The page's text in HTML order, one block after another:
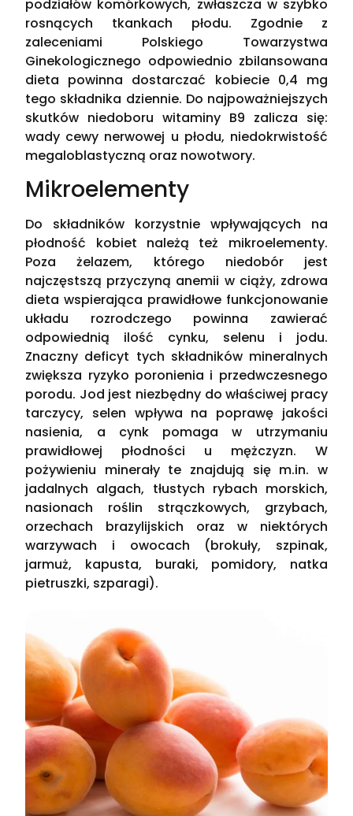
podziałów komórkowych, zwłaszcza w szybko
rosnących tkankach płodu. Zgodnie z
zaleceniami Polskiego Towarzystwa
Ginekologicznego odpowiednio zbilansowana
dieta powinna dostarczać kobiecie 0,4 mg
tego składnika dziennie. Do najpoważniejszych
skutków niedoboru witaminy B9 zalicza się:
wady cewy nerwowej u płodu, niedokrwistość
megaloblastyczną oraz nowotwory.
Mikroelementy
Do składników korzystnie wpływających na
płodność kobiet należą też mikroelementy.
Poza żelazem, którego niedobór jest
najczęstszą przyczyną anemii w ciąży, zdrowa
dieta wspierająca prawidłowe funkcjonowanie
układu rozrodczego powinna zawierać
odpowiednią ilość cynku, selenu i jodu.
Znaczny deficyt tych składników mineralnych
zwiększa ryzyko poronienia i przedwczesnego
porodu. Jod jest niezbędny do właściwej pracy
tarczycy, selen wpływa na poprawę jakości
nasienia, a cynk pomaga w utrzymaniu
prawidłowej płodności u mężczyzn. W
pożywieniu minerały te znajdują się m.in. w
jadalnych algach, tłustych rybach morskich,
nasionach roślin strączkowych, grzybach,
orzechach brazylijskich oraz w niektórych
warzywach i owocach (brokuły, szpinak,
jarmuż, kapusta, buraki, pomidory, natka
pietruszki, szparagi).